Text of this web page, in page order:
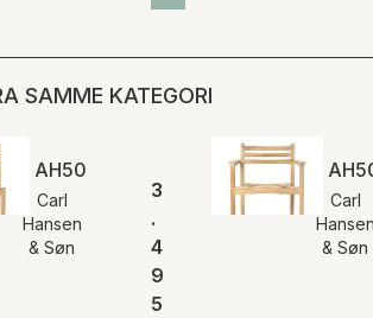
SAMME KATEGORI
AH501 | Outdoor Spisebordsstol
Carl
Hansen
& Søn
3
.
4
9
5
Carl
Hansen
& Søn